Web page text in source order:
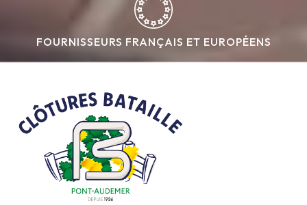
FOURNISSEURS FRANÇAIS ET EUROPÉENS